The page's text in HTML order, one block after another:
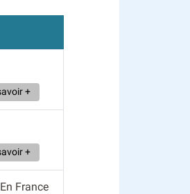
+
+
France